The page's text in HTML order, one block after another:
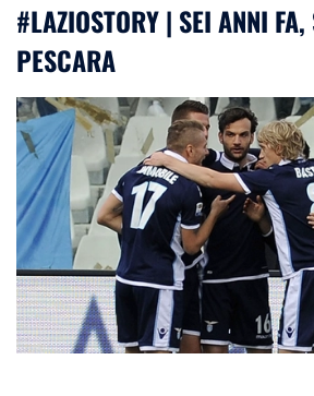
#LAZIOSTORY | SEI ANNI
PESCARA